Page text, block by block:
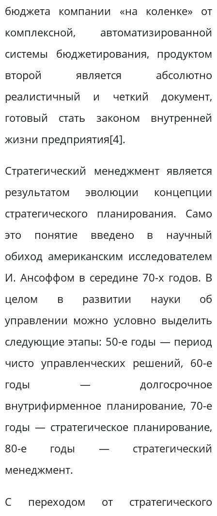
бюджета компании «на коленке» от
комплексной, автоматизированной
системы бюджетирования, продуктом
второй является абсолютно
реалистичный и четкий документ,
готовый стать законом внутренней
жизни предприятия[4].
Стратегический менеджмент является
результатом эволюции концепции
стратегического планирования. Само
это понятие введено в научный
обиход американским исследователем
И. Ансоффом в середине 70-х годов. В
целом в развитии науки об
управлении можно условно выделить
следующие этапы: 50-е годы — период
чисто управленческих решений, 60-е
годы — долгосрочное
внутрифирменное планирование, 70-е
годы — стратегическое планирование,
80-е годы — стратегический
менеджмент.
С переходом от стратегического